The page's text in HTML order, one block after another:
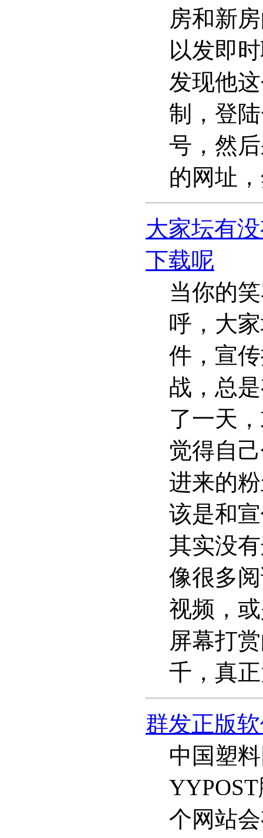
房和新
以发即
发现他
制，登
号，然
的网址
大家坛有
下载呢
当你的
呼，大
件，宣
战，总
了一天
觉得自
进来的
该是和
其实没
像很多
视频，
屏幕打
千，真
群发正版
中国塑
个网站